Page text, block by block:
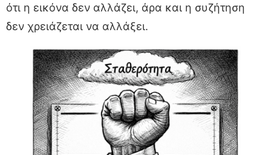
ότι η εικόνα δεν αλλάζει, άρα και η συζήτηση
δεν χρειάζεται να αλλάξει.